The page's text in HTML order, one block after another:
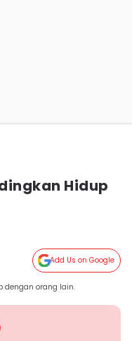
Hidup
Add Us on Google
dengan orang lain.